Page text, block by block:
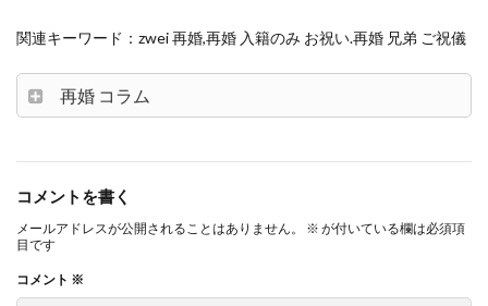
関連キーワード：zwei 再婚,再婚 入籍のみ お祝い.再婚 兄弟 ご祝儀
再婚 コラム
コメントを書く
メールアドレスが公開されることはありません。 ※ が付いている欄は必須項
目です
コメント ※